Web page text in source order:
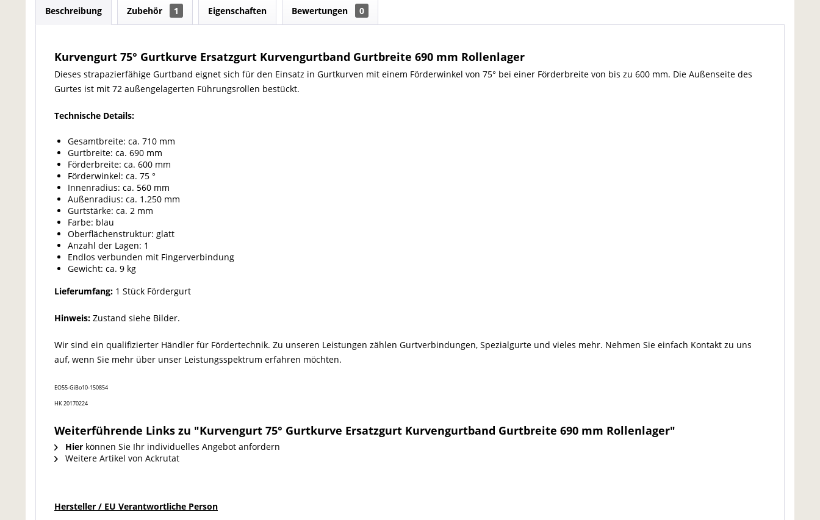
Beschreibung Zubehör 1 Eigenschaften Bewertungen 0
Kurvengurt 75° Gurtkurve Ersatzgurt Kurvengurtband Gurtbreite 690 mm Rollenlager
Dieses strapazierfähige Gurtband eignet sich für den Einsatz in Gurtkurven mit einem Förderwinkel von 75° bei einer Förderbreite von bis zu 600 mm. Die Außenseite des
Gurtes ist mit 72 außengelagerten Führungsrollen bestückt.
Technische Details:
Gesamtbreite: ca. 710 mm
Gurtbreite: ca. 690 mm
Förderbreite: ca. 600 mm
Förderwinkel: ca. 75 °
Innenradius: ca. 560 mm
Außenradius: ca. 1.250 mm
Gurtstärke: ca. 2 mm
Farbe: blau
Oberflächenstruktur: glatt
Anzahl der Lagen: 1
Endlos verbunden mit Fingerverbindung
Gewicht: ca. 9 kg
Lieferumfang: 1 Stück Fördergurt
Hinweis: Zustand siehe Bilder.
Wir sind ein qualifizierter Händler für Fördertechnik. Zu unseren Leistungen zählen Gurtverbindungen, Spezialgurte und vieles mehr. Nehmen Sie einfach Kontakt zu uns
auf, wenn Sie mehr über unser Leistungsspektrum erfahren möchten.
EO55-GiBo10-150854
HK 20170224
Weiterführende Links zu "Kurvengurt 75° Gurtkurve Ersatzgurt Kurvengurtband Gurtbreite 690 mm Rollenlager"
Hier können Sie Ihr individuelles Angebot anfordern
Weitere Artikel von Ackrutat
Hersteller / EU Verantwortliche Person